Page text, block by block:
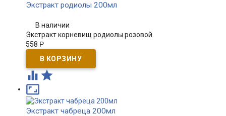
Экстракт родиолы 200мл
В наличии
Экстракт корневищ родиолы розовой.
558 Р
 

Экстракт чабреца 200мл